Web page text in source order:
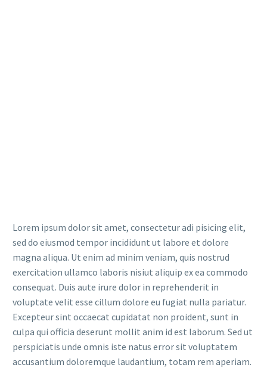
Lorem ipsum dolor sit amet, consectetur adi pisicing elit,
sed do eiusmod tempor incididunt ut labore et dolore
magna aliqua. Ut enim ad minim veniam, quis nostrud
exercitation ullamco laboris nisiut aliquip ex ea commodo
consequat. Duis aute irure dolor in reprehenderit in
voluptate velit esse cillum dolore eu fugiat nulla pariatur.
Excepteur sint occaecat cupidatat non proident, sunt in
culpa qui officia deserunt mollit anim id est laborum. Sed ut
perspiciatis unde omnis iste natus error sit voluptatem
accusantium doloremque laudantium, totam rem aperiam.